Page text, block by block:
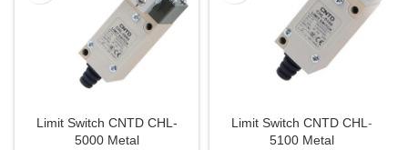
Limit Switch CNTD CHL-
5000 Metal
Limit Switch CNTD CHL-
5100 Metal